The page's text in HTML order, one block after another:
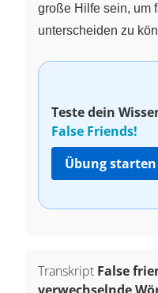
große Hilfe sein, um
unterscheiden zu
Teste dein
False Friends!
Übung starten
Transkript False